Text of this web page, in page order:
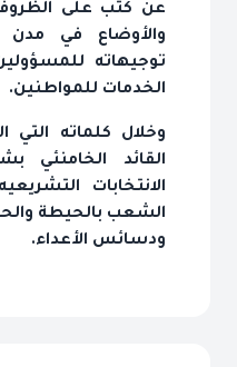
عن كثب على
والأوضاع في مدن
توجيهاته
الخدمات للمواطنين.
ودسائس‎ الأعداء.